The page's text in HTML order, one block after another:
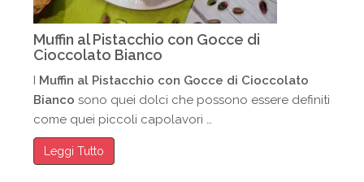
Muffin al Pistacchio con Gocce di
Cioccolato Bianco
I Muffin al Pistacchio con Gocce di Cioccolato
Bianco sono quei dolci che possono essere definiti
come quei piccoli capolavori …
Leggi Tutto